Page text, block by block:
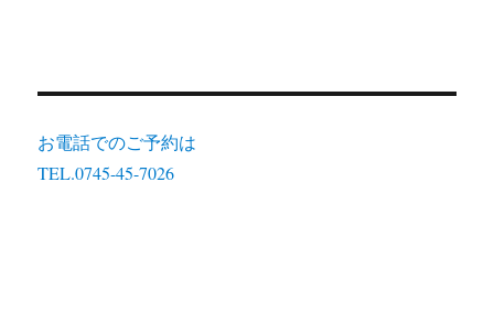
お電話でのご予約は
TEL.0745-45-7026